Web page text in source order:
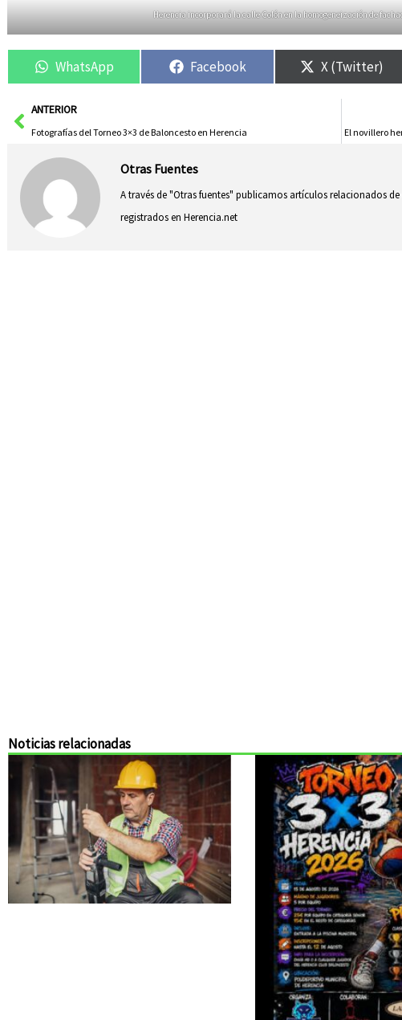
Herencia incorporará la calle Colón en la homogeneización de
WhatsApp Facebook X (Twitter)
AntANTERIOR
Fotografías del Torneo 3×3 de Baloncesto en Herencia El novillero
Otras Fuentes
A través de "Otras fuentes" publicamos artículos relacionados
registrados en Herencia.net
Noticias relacionadas